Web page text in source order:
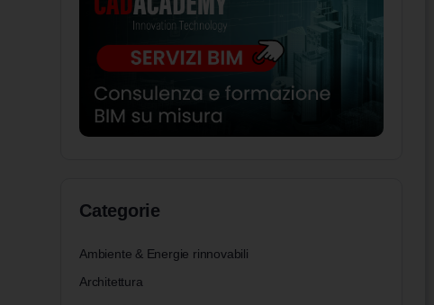
Categorie
Ambiente & Energie rinnovabili
Architettura